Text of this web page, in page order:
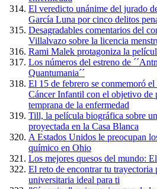
El veredicto unánime del jurado
García Luna por cinco delitos
Desagradables comentarios del
Villalvazo sobre la licencia
Rami Malek protagoniza la
Los números del estreno de
Quantumania´´
El 15 de febrero se conmemoró
Cáncer Infantil con el objetivo de
temprana de la enfermedad
Till, la película biográfica sobre
proyectada en la Casa Blanca
A Estados Unidos le preocupan
químico en Ohio
Los mejores quesos del mundo:
El reto de encontrar tu trayectoria
universitaria ideal para ti